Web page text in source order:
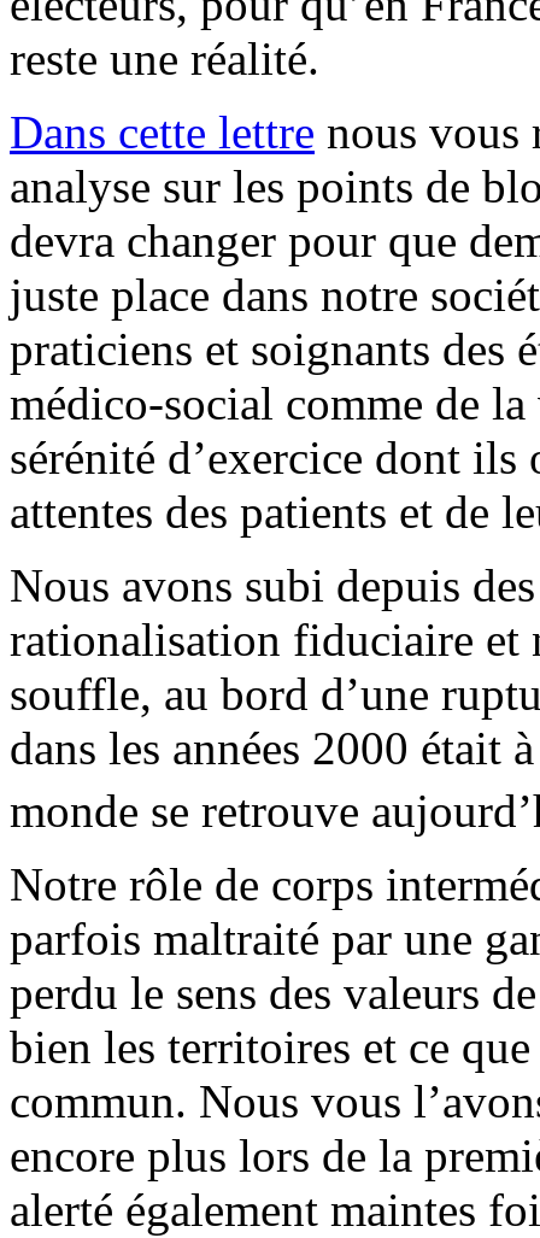
reste une réalité.
Dans cette lettre nous vous
analyse sur les points de
devra changer pour que
juste place dans notre
praticiens et soignants des
médico-social comme de
sérénité d’exercice dont
attentes des patients et de
Nous avons subi depuis
rationalisation fiduciaire et
souffle, au bord d’une
dans les années 2000 était
monde se retrouve
Notre rôle de corps
parfois maltraité par une
perdu le sens des valeurs
bien les territoires et ce
commun. Nous vous
encore plus lors de la
alerté également maintes